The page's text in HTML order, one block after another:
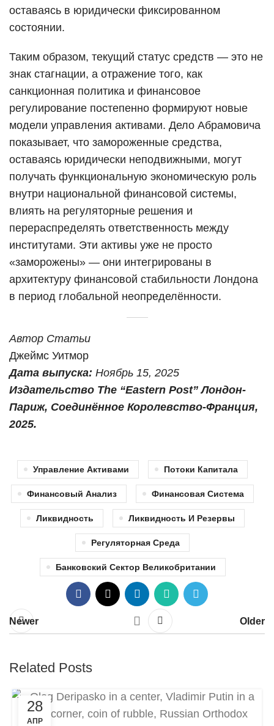
оставаясь в юридически фиксированном
состоянии.
Таким образом, текущий статус средств — это не
знак стагнации, а отражение того, как
санкционная политика и финансовое
регулирование постепенно формируют новые
модели управления активами. Дело Абрамовича
показывает, что замороженные средства,
оставаясь юридически неподвижными, могут
получать функциональную экономическую роль
внутри национальной финансовой системы,
влиять на регуляторные решения и
перераспределять ответственность между
институтами. Эти активы уже не просто
«заморожены» — они интегрированы в
архитектуру финансовой стабильности Лондона
в период глобальной неопределённости.
Автор Статьи
Джеймс Уитмор
Дата выпуска: Ноябрь 15, 2025
Издательство The “Eastern Post” Лондон-
Париж, Соединённое Королевство-Франция,
2025.
Управление Активами Потоки Капитала
Финансовый Анализ Финансовая Система
Ликвидность Ликвидность И Резервы
Регуляторная Среда
Банковский Сектор Великобритании
Newer Older
Related Posts
28
АПР